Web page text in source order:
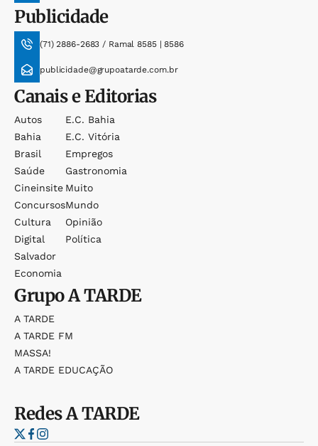
Publicidade
(71) 2886-2683 / Ramal 8585 | 8586
publicidade@grupoatarde.com.br
Canais e Editorias
Autos
Bahia
Brasil
Saúde
Cineinsite
Concursos
Cultura
Digital
Salvador
Economia
E.c. Bahia
E.c. Vitória
Empregos
Gastronomia
Muito
Mundo
Opinião
Política
GrupoA TARDE
A TARDE
A TARDE FM
MASSA!
A TARDE EDUCAÇÃO
RedesA TARDE